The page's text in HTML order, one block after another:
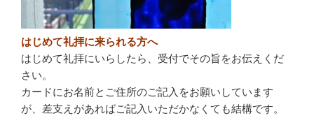
はじめて礼拝に来られる方へ
はじめて礼拝にいらしたら、受付でその旨をお伝えくだ
さい。
カードにお名前とご住所のご記入をお願いしています
が、差支えがあればご記入いただかなくても結構です。